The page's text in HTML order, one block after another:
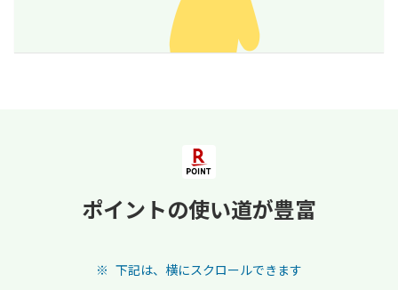
ポイントの使い道が豊富
下記は、横にスクロールできます